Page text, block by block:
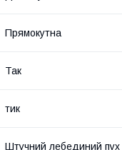
Прямокутна
Так
тик
Штучний лебединий пух